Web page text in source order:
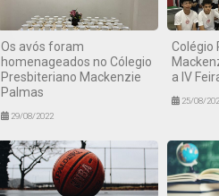
Os avós foram
homenageados no Cólegio
Presbiteriano Mackenzie
Palmas
29/08/2022
Colégio
a IV
25/08/